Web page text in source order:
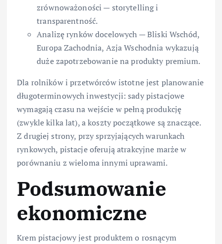
zrównoważoności — storytelling i
transparentność.
Analizę rynków docelowych — Bliski Wschód,
Europa Zachodnia, Azja Wschodnia wykazują
duże zapotrzebowanie na produkty premium.
Dla rolników i przetwórców istotne jest planowanie
długoterminowych inwestycji: sady pistacjowe
wymagają czasu na wejście w pełną produkcję
(zwykle kilka lat), a koszty początkowe są znaczące.
Z drugiej strony, przy sprzyjających warunkach
rynkowych, pistacje oferują atrakcyjne marże w
porównaniu z wieloma innymi uprawami.
Podsumowanie
ekonomiczne
Krem pistacjowy jest produktem o rosnącym